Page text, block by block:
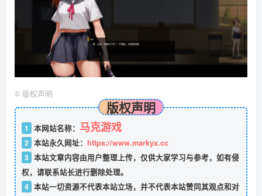
© 版权声明
版权声明
1 本网站名称： 马克游戏
2 本站永久网址： https://www.markyx.cc
3 本站文章内容由用户整理上传，仅供大家学习与参考，如有侵
权，请联系站长进行删除处理。
4 本站一切资源不代表本站立场，并不代表本站赞同其观点和对